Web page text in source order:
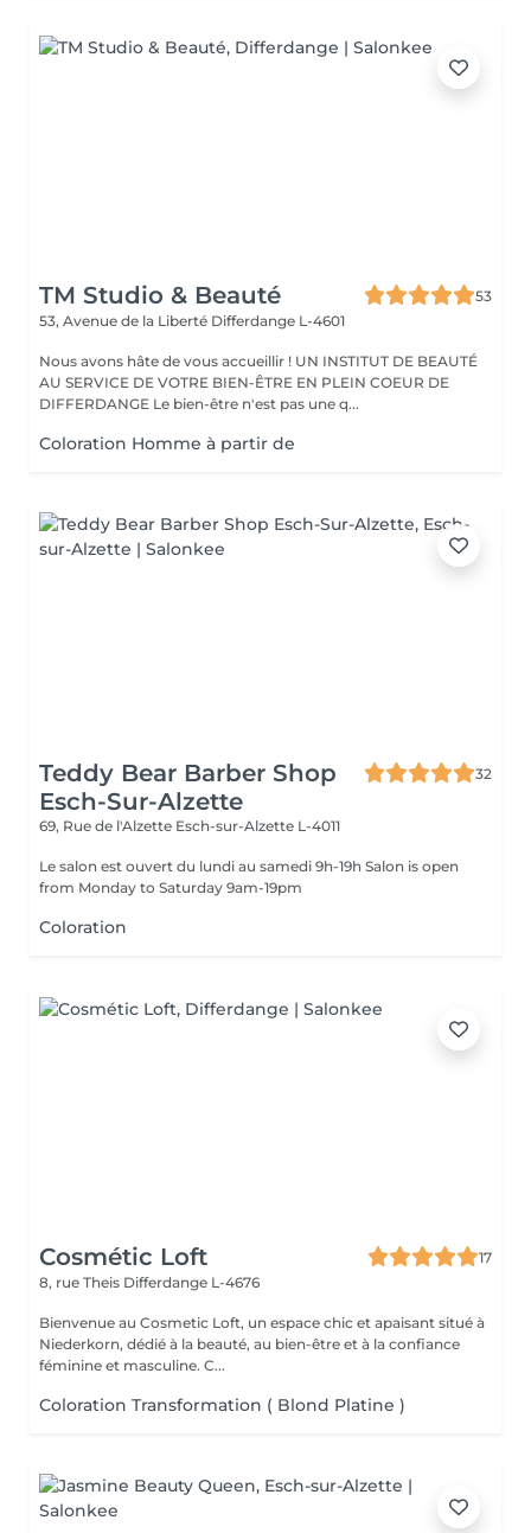
TM Studio & Beauté
53
53, Avenue de la Liberté Differdange L-4601
Nous avons hâte de vous accueillir ! UN INSTITUT DE BEAUTÉ
AU SERVICE DE VOTRE BIEN-ÊTRE EN PLEIN COEUR DE
DIFFERDANGE Le bien-être n'est pas une q...
Coloration Homme à partir de
Teddy Bear Barber Shop
Esch-Sur-Alzette
32
69, Rue de l'Alzette Esch-sur-Alzette L-4011
Le salon est ouvert du lundi au samedi 9h-19h Salon is open
from Monday to Saturday 9am-19pm
Coloration
Cosmétic Loft
17
8, rue Theis Differdange L-4676
Bienvenue au Cosmetic Loft, un espace chic et apaisant situé à
Niederkorn, dédié à la beauté, au bien-être et à la confiance
féminine et masculine. C...
Coloration Transformation ( Blond Platine )